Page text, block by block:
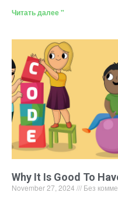
Читать далее "
Why It Is Good To
November 27, 2024 Без